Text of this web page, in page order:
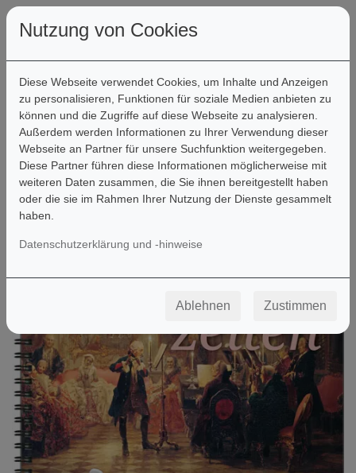
Nutzung von Cookies
Diese Webseite verwendet Cookies, um Inhalte und Anzeigen
zu personalisieren, Funktionen für soziale Medien anbieten zu
können und die Zugriffe auf diese Webseite zu analysieren.
Außerdem werden Informationen zu Ihrer Verwendung dieser
Webseite an Partner für unsere Suchfunktion weitergegeben.
Diese Partner führen diese Informationen möglicherweise mit
weiteren Daten zusammen, die Sie ihnen bereitgestellt haben
oder die sie im Rahmen Ihrer Nutzung der Dienste gesammelt
haben.
Datenschutzerklärung und -hinweise
Ablehnen Zustimmen
Filter